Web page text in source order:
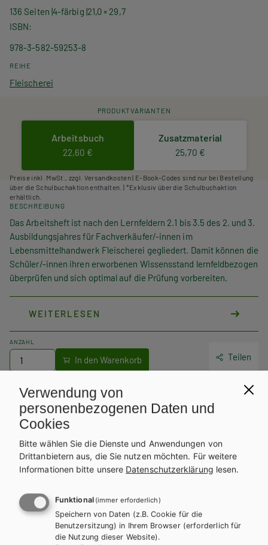
136 Seiten 4-färbig 21,0 × 29,7
ISBN
978-3-582-59253-8
REIHE
Fleischerei
PRODUKTVARIANTEN
Arbeitsbuch
22,60 €
Zusatzmaterial
25,70 €
Preise inkl. MwSt., zzgl. Versandkosten | E-Book-Codes sind nur bei Bestellung
über die Schulbuchaktion enthalten. | *Exklusiv über die Schulbuchaktion
erhältlich.
BESCHREIBUNG
Das Arbeitsheft ist nach den Lernfeldern 2.1 bis 3.5 des 2. und 3.
Ausbildungsjahres für Fachverkäufer/-innen im
Lebensmittelhandwerk Fleischerei gegliedert. Damit können die
Schüler/-innen ihren erworbenen Wissensstand lernfeldbezogen
überprüfen und sich optimal auf die Prüfung vorbereiten.
Arbeitsheft „Fleischerei heute Verkauf heute 1. Ausbildungsjahr“.
Beide Arbeitshefte zusammen decken alle Inhalte der
dreijährigen Ausbildung ab.
Das im Jahr 2022 aktualisierte Arbeitsheft ist die ideale
WEITERLESEN
ANZAHL
Teilen
Weitere Bände dieser
Schulbuchreihe
Verwendung von
personenbezogenen Daten und
Cookies
Bitte wählen Sie die Dienste und Anwendungen von
Drittanbietern aus, die Sie nutzen möchten. Für weitere
Informationen bitte unsere Datenschutzerklärung lesen.
Funktional (immer erforderlich)
Speichern von Daten (z.B. Cookie für die
Benutzersitzung) in Ihrem Browser (erforderlich für
die Nutzung dieser Website).